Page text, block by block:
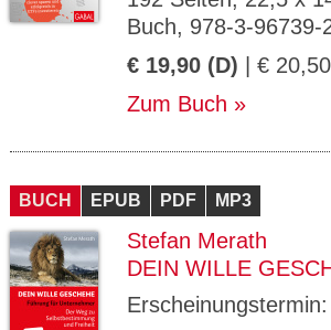
Buch, 978-3-96739-
€ 19,90 (D) | €
Zum Buch
BUCH EPUB PDF MP3
Stefan Merath
DEIN WILLE
Erscheinungstermin: